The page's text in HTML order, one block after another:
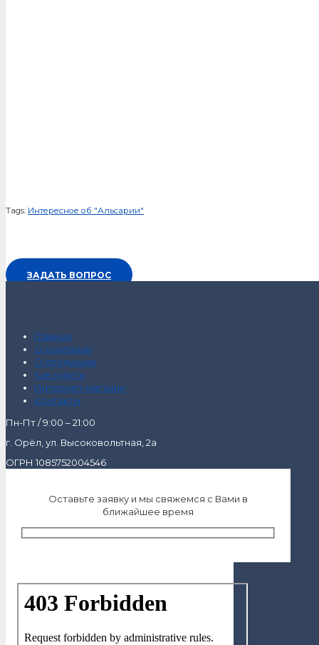
Tags: Интересное об "Альсарии"
ЗАДАТЬ ВОПРОС
Главная
О компании
О продукции
Как купить
Интернет-магазин
Контакты
Пн-Пт / 9:00 – 21:00
г. Орёл, ул. Высоковольтная, 2а
ОГРН 1085752004546
Оставьте заявку и мы свяжемся с Вами в
ближайшее время